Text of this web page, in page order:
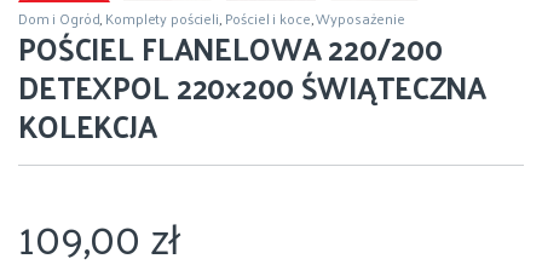
Dom i Ogród,Komplety pościeli,Pościel i koce,Wyposażenie
POŚCIEL FLANELOWA 220/200
DETEXPOL 220×200 ŚWIĄTECZNA
KOLEKCJA
109,00zł